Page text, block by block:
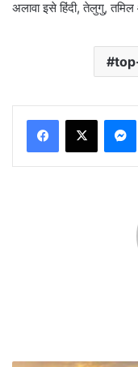
अलावा इसे हिंदी, तेलुगु,